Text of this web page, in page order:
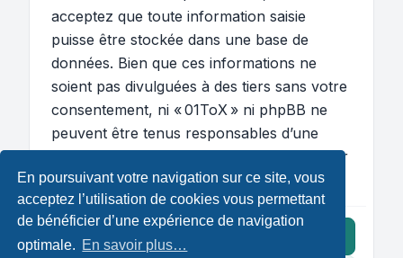
En poursuivant votre navigation sur ce site, vous
acceptez l’utilisation de cookies vous permettant
de bénéficier d’une expérience de navigation
optimale. En savoir plus…
acceptez que toute information saisie
puisse être stockée dans une base de
données. Bien que ces informations ne
soient pas divulguées à des tiers sans votre
consentement, ni « 01ToX » ni phpBB ne
peuvent être tenus responsables d’une
tentative de piratage susceptible d’entraîner
la compromission des données.
J’accepte ces conditions